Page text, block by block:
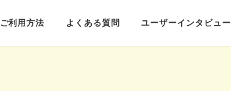
ご利用方法 よくある質問 ユーザーインタビュー